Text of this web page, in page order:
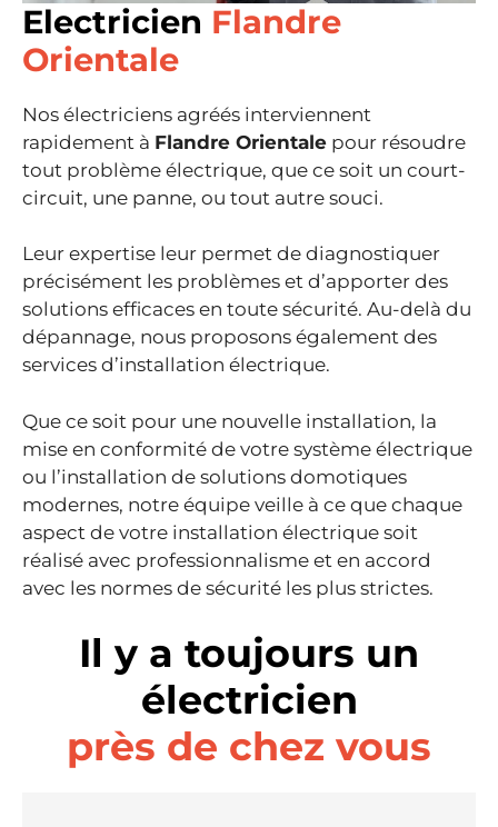
Electricien Flandre
Orientale
Nos électriciens agréés interviennent
rapidement à Flandre Orientale pour résoudre
tout problème électrique, que ce soit un court-
circuit, une panne, ou tout autre souci.
Leur expertise leur permet de diagnostiquer
précisément les problèmes et d’apporter des
solutions efficaces en toute sécurité. Au-delà du
dépannage, nous proposons également des
services d’installation électrique.
Que ce soit pour une nouvelle installation, la
mise en conformité de votre système électrique
ou l’installation de solutions domotiques
modernes, notre équipe veille à ce que chaque
aspect de votre installation électrique soit
réalisé avec professionnalisme et en accord
avec les normes de sécurité les plus strictes.
Il y a toujours un
électricien
près de chez vous